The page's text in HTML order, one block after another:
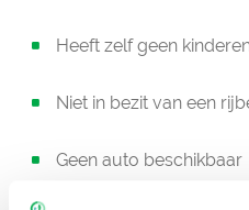
Heeft zelf geen
Niet in bezit van een
Geen auto beschikbaar